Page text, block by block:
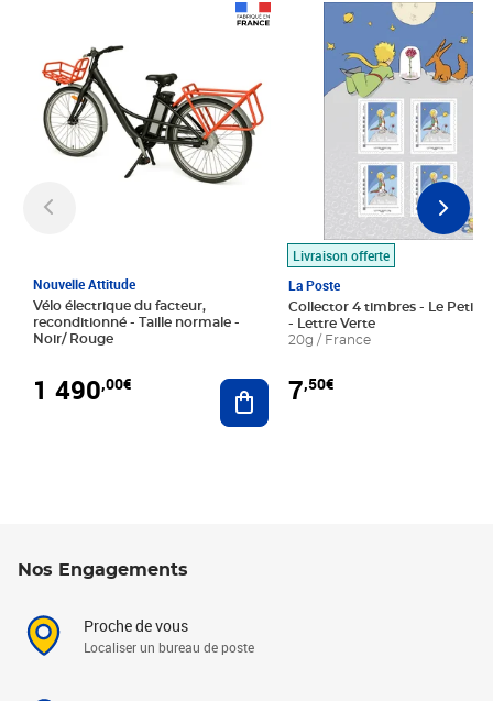
Nouvelle Attitude
Vélo électrique du facteur,
reconditionné - Taille normale -
Noir/ Rouge
1 490,00€ Ajouter au panier
Livraison offerte
La Poste
Collector 4 timbres - Le Petit
- Lettre Verte
20g / France
7,50€
Prix 7,50€
Nos Engagements
Proche de vous
Localiser un bureau de poste